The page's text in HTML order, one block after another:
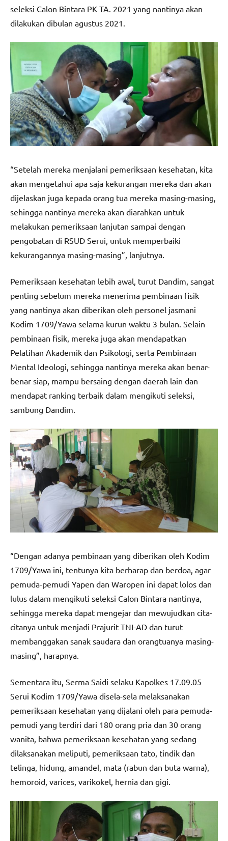
seleksi Calon Bintara PK TA. 2021 yang nantinya akan
dilakukan dibulan agustus 2021.
“Setelah mereka menjalani pemeriksaan kesehatan, kita
akan mengetahui apa saja kekurangan mereka dan akan
dijelaskan juga kepada orang tua mereka masing-masing,
sehingga nantinya mereka akan diarahkan untuk
melakukan pemeriksaan lanjutan sampai dengan
pengobatan di RSUD Serui, untuk memperbaiki
kekurangannya masing-masing”, lanjutnya.
Pemeriksaan kesehatan lebih awal, turut Dandim, sangat
penting sebelum mereka menerima pembinaan fisik
yang nantinya akan diberikan oleh personel jasmani
Kodim 1709/Yawa selama kurun waktu 3 bulan. Selain
pembinaan fisik, mereka juga akan mendapatkan
Pelatihan Akademik dan Psikologi, serta Pembinaan
Mental Ideologi, sehingga nantinya mereka akan benar-
benar siap, mampu bersaing dengan daerah lain dan
mendapat ranking terbaik dalam mengikuti seleksi,
sambung Dandim.
“Dengan adanya pembinaan yang diberikan oleh Kodim
1709/Yawa ini, tentunya kita berharap dan berdoa, agar
pemuda-pemudi Yapen dan Waropen ini dapat lolos dan
lulus dalam mengikuti seleksi Calon Bintara nantinya,
sehingga mereka dapat mengejar dan mewujudkan cita-
citanya untuk menjadi Prajurit TNI-AD dan turut
membanggakan sanak saudara dan orangtuanya masing-
masing”, harapnya.
Sementara itu, Serma Saidi selaku Kapolkes 17.09.05
Serui Kodim 1709/Yawa disela-sela melaksanakan
pemeriksaan kesehatan yang dijalani oleh para pemuda-
pemudi yang terdiri dari 180 orang pria dan 30 orang
wanita, bahwa pemeriksaan kesehatan yang sedang
dilaksanakan meliputi, pemeriksaan tato, tindik dan
telinga, hidung, amandel, mata (rabun dan buta warna),
hemoroid, varices, varikokel, hernia dan gigi.